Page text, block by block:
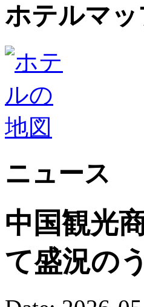
ホテルマッ
ニュース
中国観光
て盛況の